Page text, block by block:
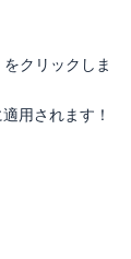
クリックしま
用されます！